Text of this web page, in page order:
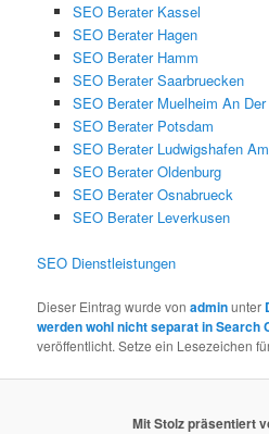
SEO Berater Kassel
SEO Berater Hagen
SEO Berater Hamm
SEO Berater Saarbruecken
SEO Berater Muelheim An Der
SEO Berater Potsdam
SEO Berater Ludwigshafen
SEO Berater Oldenburg
SEO Berater Osnabrueck
SEO Berater Leverkusen
SEO Dienstleistungen
Dieser Eintrag wurde vonadminunter
werden wohl nicht separat in Search
veröffentlicht. Setze ein Lesezeichen
Mit Stolz präsentiert